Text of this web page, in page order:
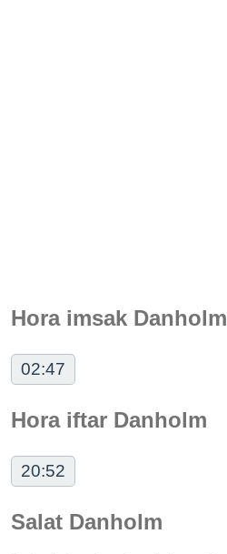
Hora imsak Danholm
02:47
Hora iftar Danholm
20:52
Salat Danholm